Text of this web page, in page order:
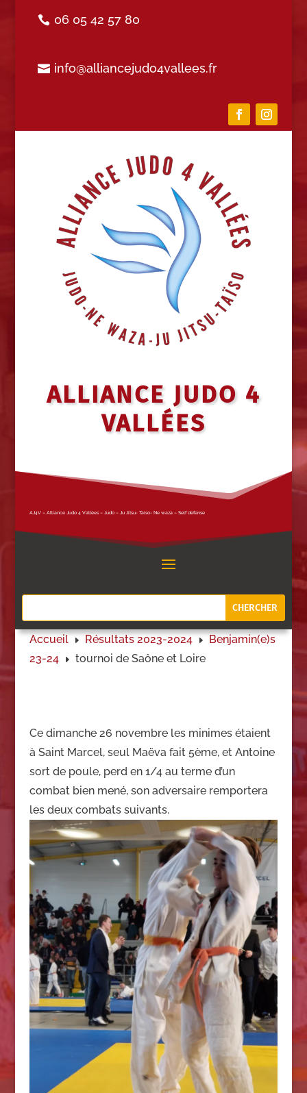
06 05 42 57 80
info@alliancejudo4vallees.fr
ALLIANCE JUDO 4
VALLÉES
AJ4V – Alliance Judo 4 Vallées – Judo – Ju Jitsu- Taiso- Ne waza – Self defense
Accueil E Résultats 2023-2024 E
Benjamin(e)s
23-24
E tournoi de Saône et Loire
Ce dimanche 26 novembre les minimes étaient
à Saint Marcel, seul Maëva fait 5ème, et Antoine
sort de poule, perd en 1/4 au terme d’un
combat bien mené, son adversaire remportera
les deux combats suivants.